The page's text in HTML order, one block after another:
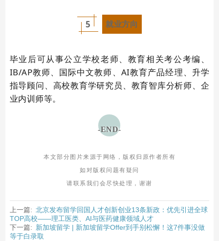
5 就业方向
毕业后可从事公立学校老师、教育相关考公考编、
IB/AP教师、国际中文教师、AI教育产品经理、升学
指导顾问、高校教育学研究员、教育智库分析师、企
业内训师等。
-END-
本文部分图片来源于网络，版权归原作者所有
如对版权问题有疑问
请联系我们会尽快处理，谢谢
上一篇: 北京发布留学回国人才创新创业13条新政：优先引进全球
TOP高校——理工医类、AI与医药健康领域人才
下一篇: 新加坡留学 | 新加坡留学Offer到手别松懈！这7件事没做
等于白录取